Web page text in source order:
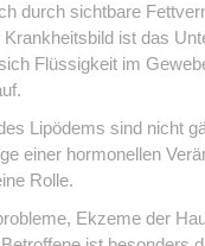
durch sichtbare
ist das
Flüssigkeit im
Lipödems sind nicht
einer hormonellen
Rolle.
Ekzeme der